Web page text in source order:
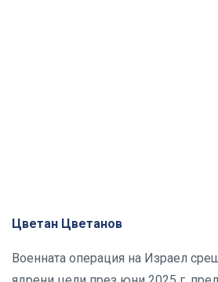
Цветан Цветанов
Военната операция на Израел